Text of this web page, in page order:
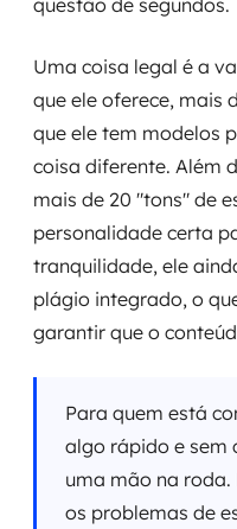
questão de segundos.
Uma coisa legal é a
que ele oferece, mais
que ele tem modelos
coisa diferente. Além
mais de 20 "tons" de
personalidade certa
tranquilidade, ele
plágio integrado, o
garantir que o
Para quem está
algo rápido e sem
uma mão na
os problemas de